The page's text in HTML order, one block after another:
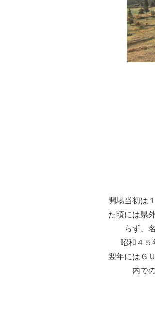
開場当初は
た頃には県
らず、
昭和４５
翌年にはＧ
内で